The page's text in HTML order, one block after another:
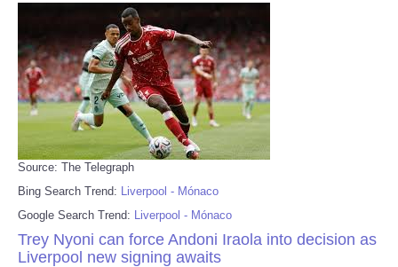
Source: The Telegraph
Bing Search Trend: Liverpool - Mónaco
Google Search Trend: Liverpool - Mónaco
Trey Nyoni can force Andoni Iraola into decision as
Liverpool new signing awaits